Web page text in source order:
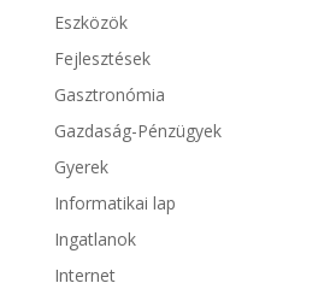
Eszközök
Fejlesztések
Gasztronómia
Gazdaság-Pénzügyek
Gyerek
Informatikai lap
Ingatlanok
Internet